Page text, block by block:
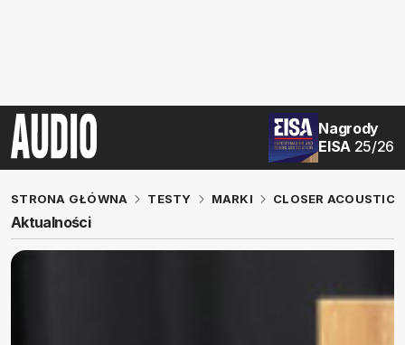
Nagrody
EISA 25/26
STRONA GŁÓWNA TESTY MARKI CLOSER ACOUSTICS
Aktualności